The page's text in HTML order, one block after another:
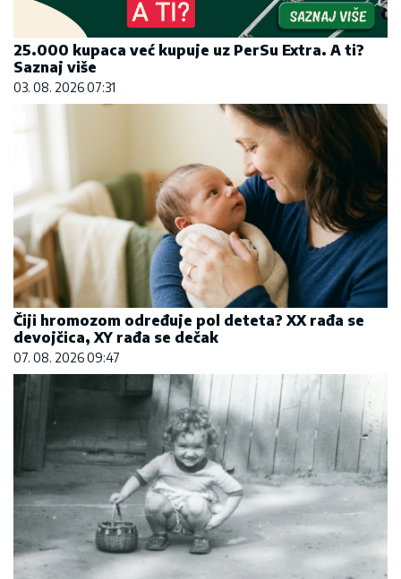
25.000 kupaca već kupuje uz PerSu Extra. A ti?
Saznaj više
03. 08. 2026 07:31
Čiji hromozom određuje pol deteta? XX rađa se
devojčica, XY rađa se dečak
07. 08. 2026 09:47